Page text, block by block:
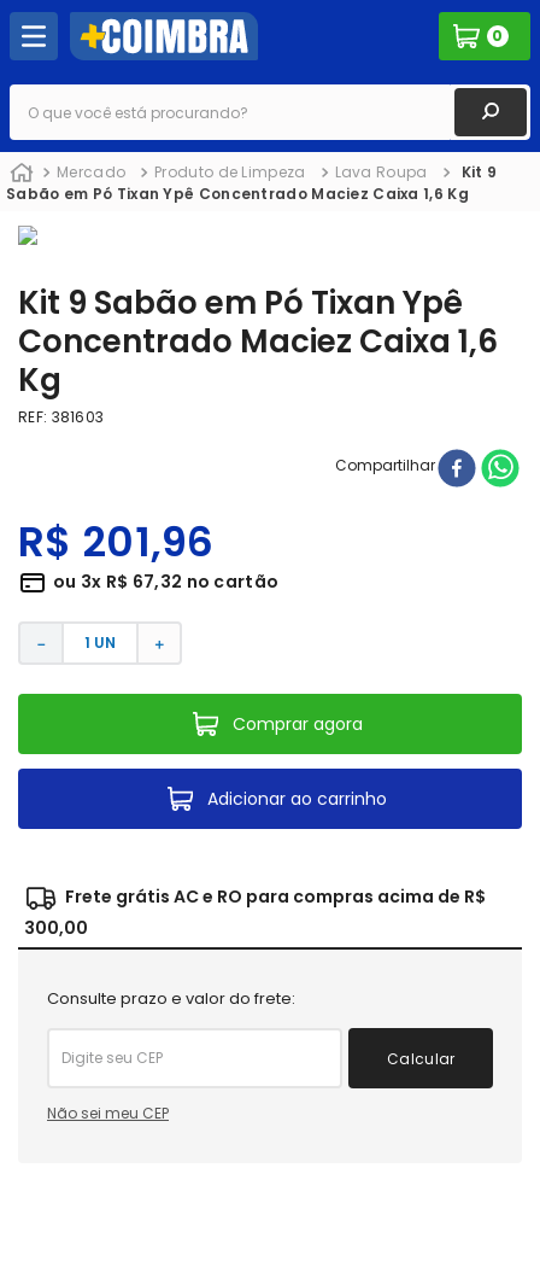
0
O que você está procurando?
Mercado Produto de Limpeza Lava Roupa
Kit 9
Sabão em Pó Tixan Ypê Concentrado Maciez Caixa 1,6 Kg
Kit 9 Sabão em Pó Tixan Ypê
Concentrado Maciez Caixa 1,6
Kg
REF: 381603
Compartilhar
R$ 201,96
ou 3x R$ 67,32 no cartão
＋
－
Comprar agora
Adicionar ao carrinho
Frete grátis AC e RO para compras acima de R$
300,00
Consulte prazo e valor do frete:
Calcular
Não sei meu CEP